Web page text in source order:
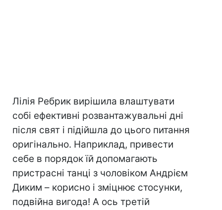
Лілія Ребрик вирішила влаштувати
собі ефективні розвантажувальні дні
після свят і підійшла до цього питання
оригінально. Наприклад, привести
себе в порядок їй допомагають
пристрасні танці з чоловіком Андрієм
Диким – корисно і зміцнює стосунки,
подвійна вигода! А ось третій